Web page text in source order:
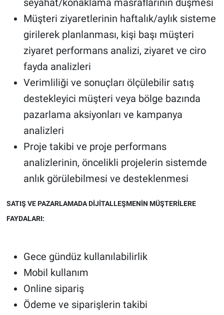
seyahat/konaklama masraflarının düşmesi
Müşteri ziyaretlerinin haftalık/aylık sisteme
girilerek planlanması, kişi başı müşteri
ziyaret performans analizi, ziyaret ve ciro
fayda analizleri
Verimliliği ve sonuçları ölçülebilir satış
destekleyici müşteri veya bölge bazında
pazarlama aksiyonları ve kampanya
analizleri
Proje takibi ve proje performans
analizlerinin, öncelikli projelerin sistemde
anlık görülebilmesi ve desteklenmesi
SATIŞ VE PAZARLAMADA DİJİTALLEŞMENİN MÜŞTERİLERE
FAYDALARI:
Gece gündüz kullanılabilirlik
Mobil kullanım
Online sipariş
Ödeme ve siparişlerin takibi